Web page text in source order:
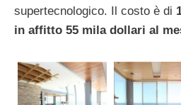
supertecnologico. Il costo è di
in affitto 55 mila dollari al